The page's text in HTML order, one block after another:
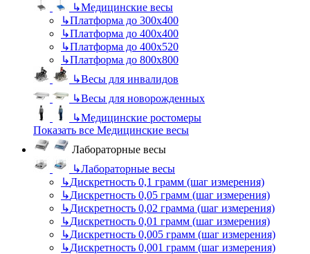
↳Медицинские весы
↳Платформа до 300х400
↳Платформа до 400х400
↳Платформа до 400х520
↳Платформа до 800х800
↳Весы для инвалидов
↳Весы для новорожденных
↳Медицинские ростомеры
Показать все Медицинские весы
Лабораторные весы
↳Лабораторные весы
↳Дискретность 0,1 грамм (шаг измерения)
↳Дискретность 0,05 грамм (шаг измерения)
↳Дискретность 0,02 грамма (шаг измерения)
↳Дискретность 0,01 грамм (шаг измерения)
↳Дискретность 0,005 грамм (шаг измерения)
↳Дискретность 0,001 грамм (шаг измерения)